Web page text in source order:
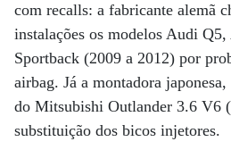
com recalls: a fabricante alemã
instalações os modelos Audi
Sportback (2009 a 2012) por
airbag. Já a montadora
do Mitsubishi Outlander 3.6 V6
substituição dos bicos injetores.